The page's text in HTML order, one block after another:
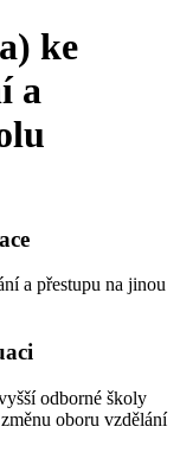
ke
a
a přestupu na jinou
odborné školy
oboru vzdělání